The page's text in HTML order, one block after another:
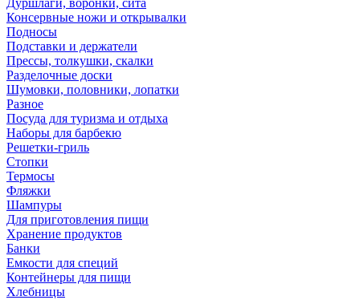
Дуршлаги, воронки, сита
Консервные ножи и открывалки
Подносы
Подставки и держатели
Прессы, толкушки, скалки
Разделочные доски
Шумовки, половники, лопатки
Разное
Посуда для туризма и отдыха
Наборы для барбекю
Решетки-гриль
Стопки
Термосы
Фляжки
Шампуры
Для приготовления пищи
Хранение продуктов
Банки
Емкости для специй
Контейнеры для пищи
Хлебницы